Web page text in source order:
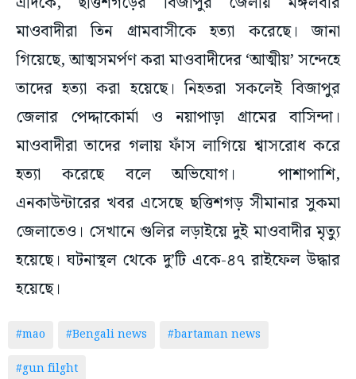
মাওবাদীরা তিন গ্রামবাসীকে হত্যা করেছে। জানা
গিয়েছে, আত্মসমর্পণ করা মাওবাদীদের ‘আত্মীয়’ সন্দেহে
তাদের হত্যা করা হয়েছে। নিহতরা সকলেই বিজাপুর
জেলার পেদ্দাকোর্মা ও নয়াপাড়া গ্রামের বাসিন্দা।
মাওবাদীরা তাদের গলায় ফাঁস লাগিয়ে শ্বাসরোধ করে
হত্যা করেছে বলে অভিযোগ। পাশাপাশি,
এনকাউন্টারের খবর এসেছে ছত্তিশগড় সীমানার সুকমা
জেলাতেও। সেখানে গুলির লড়াইয়ে দুই মাওবাদীর মৃত্যু
হয়েছে। ঘটনাস্থল থেকে দু’টি একে-৪৭ রাইফেল উদ্ধার
হয়েছে।
#mao #Bengali news
#bartaman news
#gun filght